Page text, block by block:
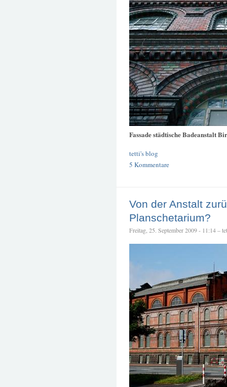
Fassade städtische Badeanstalt
tetti's blog
5 Kommentare
Von der Anstalt
Planschetarium?
Freitag, 25. September 2009 - 11:14 –